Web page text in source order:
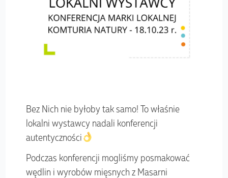
Bez Nich nie byłoby tak samo! To właśnie
lokalni wystawcy nadali konferencji
autentyczności
Podczas konferencji mogliśmy posmakować
wędlin i wyrobów mięsnych z Masarni